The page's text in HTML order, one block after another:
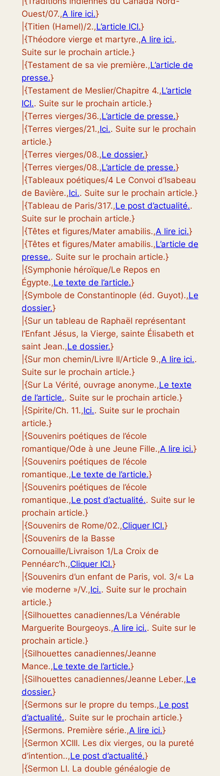
Ouest/07.,A lire ici.}
|{Titien (Hamel)/2.,L’article ICI.}
|{Théodore vierge et martyre.,A lire ici..
Suite sur le prochain article.}
|{Testament de sa vie première.,L’article de
presse.}
|{Testament de Meslier/Chapitre 4.,L’article
ICI.. Suite sur le prochain article.}
|{Terres vierges/36.,L’article de presse.}
|{Terres vierges/21.,Ici.. Suite sur le prochain
article.}
|{Terres vierges/08.,Le dossier.}
|{Terres vierges/08.,L’article de presse.}
|{Tableaux poétiques/4 Le Convoi d’Isabeau
de Bavière.,Ici.. Suite sur le prochain article.}
|{Tableau de Paris/317.,Le post d’actualité..
Suite sur le prochain article.}
|{Têtes et figures/Mater amabilis.,A lire ici.}
|{Têtes et figures/Mater amabilis.,L’article de
presse.. Suite sur le prochain article.}
|{Symphonie héroïque/Le Repos en
Égypte.,Le texte de l’article.}
|{Symbole de Constantinople (éd. Guyot).,Le
dossier.}
|{Sur un tableau de Raphaël représentant
l’Enfant Jésus, la Vierge, sainte Élisabeth et
saint Jean.,Le dossier.}
|{Sur mon chemin/Livre II/Article 9.,A lire ici..
Suite sur le prochain article.}
|{Sur La Vérité, ouvrage anonyme.,Le texte
de l’article.. Suite sur le prochain article.}
|{Spirite/Ch. 11.,Ici.. Suite sur le prochain
article.}
|{Souvenirs poétiques de l’école
romantique/Ode à une Jeune Fille.,A lire ici.}
|{Souvenirs poétiques de l’école
romantique.,Le texte de l’article.}
|{Souvenirs poétiques de l’école
romantique.,Le post d’actualité.. Suite sur le
prochain article.}
|{Souvenirs de Rome/02.,Cliquer ICI.}
|{Souvenirs de la Basse
Cornouaille/Livraison 1/La Croix de
Pennéarc’h.,Cliquer ICI.}
|{Souvenirs d’un enfant de Paris, vol. 3/« La
vie moderne »/V.,Ici.. Suite sur le prochain
article.}
|{Silhouettes canadiennes/La Vénérable
Marguerite Bourgeoys.,A lire ici.. Suite sur le
prochain article.}
|{Silhouettes canadiennes/Jeanne
Mance.,Le texte de l’article.}
|{Silhouettes canadiennes/Jeanne Leber.,Le
dossier.}
|{Sermons sur le propre du temps.,Le post
d’actualité.. Suite sur le prochain article.}
|{Sermons. Première série.,A lire ici.}
|{Sermon XCIII. Les dix vierges, ou la pureté
d’intention..,Le post d’actualité.}
|{Sermon LI. La double généalogie de